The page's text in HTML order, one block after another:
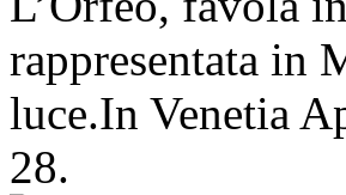
rappresentata in
luce.In Venetia
28.